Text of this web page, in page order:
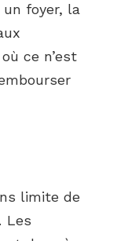
foyer, la
ce n’est
limite de
Les